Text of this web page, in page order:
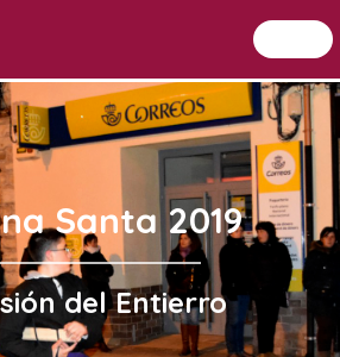
Santa 2019
del Entierro